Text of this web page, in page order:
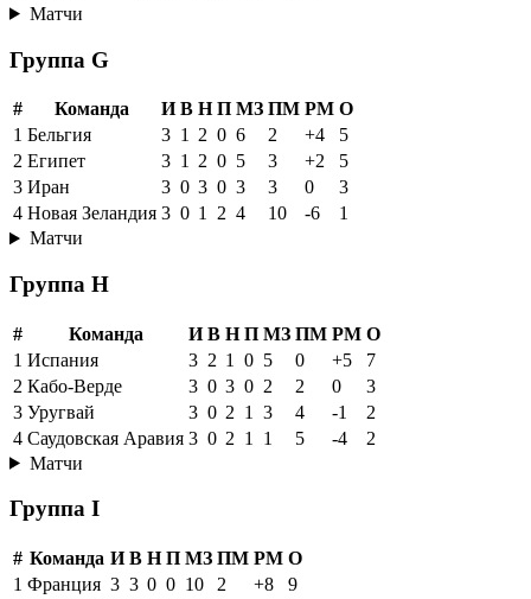
Матчи
Группа G
# Команда И В Н П МЗ ПМ РМ О
1 Бельгия 3 1 2 0 6 2 +4
5
2 Египет 3 1 2 0 5 3 +2
5
3 Иран 3 0 3 0 3 3 0
3
4 Новая Зеландия 3 0 1 2 4 10 -6
1
Матчи
Группа H
# Команда И В Н П МЗ ПМ РМ О
1 Испания 3 2 1 0 5 0 +5
7
2 Кабо-Верде 3 0 3 0 2 2 0
3
3 Уругвай 3 0 2 1 3 4 -1
2
4 Саудовская Аравия 3 0 2 1 1 5 -4
2
Матчи
Группа I
# Команда И В Н П МЗ ПМ РМ О
1 Франция 3 3 0 0 10 2 +8
9